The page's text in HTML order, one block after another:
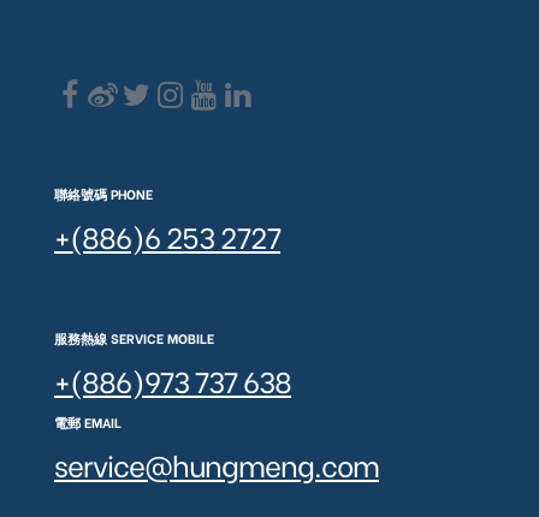
聯絡號碼 PHONE
+(886)6 253 2727
服務熱線 SERVICE MOBILE
+(886)973 737 638
電郵 EMAIL
service@hungmeng.com